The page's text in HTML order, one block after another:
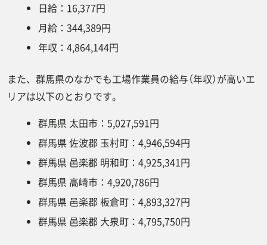
日給：16,377円
月給：344,389円
年収：4,864,144円
また、群馬県のなかでも工場作業員の給与（年収）が高いエ
リアは以下のとおりです。
群馬県 太田市：5,027,591円
群馬県 佐波郡 玉村町：4,946,594円
群馬県 邑楽郡 明和町：4,925,341円
群馬県 高崎市：4,920,786円
群馬県 邑楽郡 板倉町：4,893,327円
群馬県 邑楽郡 大泉町：4,795,750円